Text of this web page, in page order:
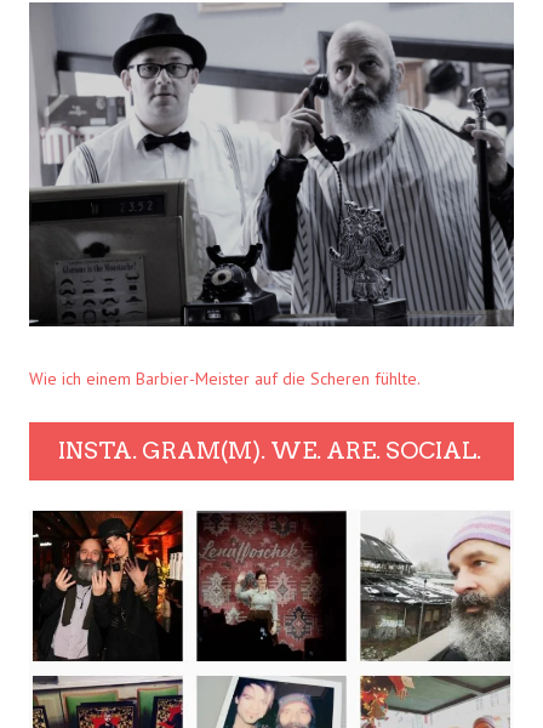
Wie ich einem Barbier-Meister auf die Scheren fühlte.
INSTA. GRAM(M). WE. ARE. SOCIAL.